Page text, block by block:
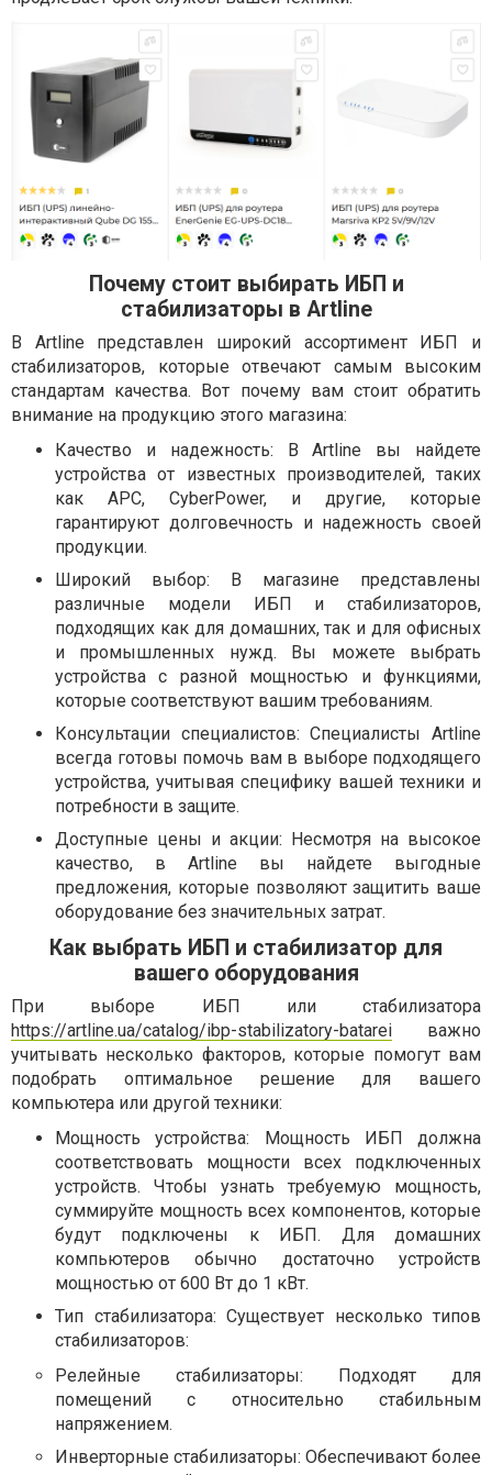
Почему стоит выбирать ИБП и
стабилизаторы в Artline
В Artline представлен широкий ассортимент ИБП и
стабилизаторов, которые отвечают самым высоким
стандартам качества. Вот почему вам стоит обратить
внимание на продукцию этого магазина:
Качество и надежность: В Artline вы найдете
устройства от известных производителей, таких
как APC, CyberPower, и другие, которые
гарантируют долговечность и надежность своей
продукции.
Широкий выбор: В магазине представлены
различные модели ИБП и стабилизаторов,
подходящих как для домашних, так и для офисных
и промышленных нужд. Вы можете выбрать
устройства с разной мощностью и функциями,
которые соответствуют вашим требованиям.
Консультации специалистов: Специалисты Artline
всегда готовы помочь вам в выборе подходящего
устройства, учитывая специфику вашей техники и
потребности в защите.
Доступные цены и акции: Несмотря на высокое
качество, в Artline вы найдете выгодные
предложения, которые позволяют защитить ваше
оборудование без значительных затрат.
Как выбрать ИБП и стабилизатор для
вашего оборудования
При выборе ИБП или стабилизатора
https://artline.ua/catalog/ibp-stabilizatory-batarei важно
учитывать несколько факторов, которые помогут вам
подобрать оптимальное решение для вашего
компьютера или другой техники:
Мощность устройства: Мощность ИБП должна
соответствовать мощности всех подключенных
устройств. Чтобы узнать требуемую мощность,
суммируйте мощность всех компонентов, которые
будут подключены к ИБП. Для домашних
компьютеров обычно достаточно устройств
мощностью от 600 Вт до 1 кВт.
Тип стабилизатора: Существует несколько типов
стабилизаторов:
Релейные стабилизаторы: Подходят для
помещений с относительно стабильным
напряжением.
Инверторные стабилизаторы: Обеспечивают более